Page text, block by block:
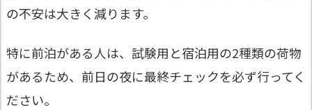
の不安は大きく減ります。
特に前泊がある人は、試験用と宿泊用の2種類の荷物
があるため、前日の夜に最終チェックを必ず行ってく
ださい。